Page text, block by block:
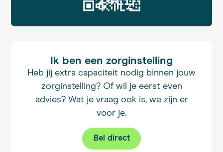
Ik ben een zorginstelling
Heb jij extra capaciteit nodig binnen jouw
zorginstelling? Of wil je eerst even
advies? Wat je vraag ook is, we zijn er
voor je.
Bel direct